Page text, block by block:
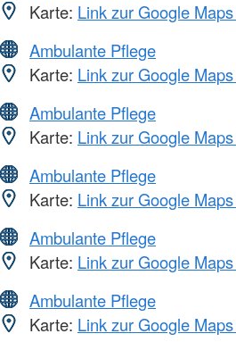
Karte: Link zur Google
Ambulante Pflege
Karte: Link zur Google
Ambulante Pflege
Karte: Link zur Google
Ambulante Pflege
Karte: Link zur Google
Ambulante Pflege
Karte: Link zur Google
Ambulante Pflege
Karte: Link zur Google